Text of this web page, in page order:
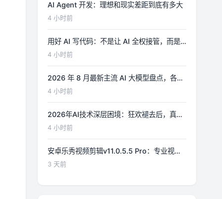
AI Agent 开发：理想和现实差距到底有多大
4 小时前
用好 AI 写代码：不是让 AI 全权接管，而是
打造你的高效开发副驾驶
4 小时前
2026 年 8 月最新主流 AI 大模型盘点，各版
本核心优势与选型参考
4 小时前
2026年AI技术深层困境：狂欢褪去后，真正
的难题才刚刚浮现
4 小时前
安卓乐秀视频剪辑v11.0.5.5 Pro：专业视频
编辑工具详解
3 天前